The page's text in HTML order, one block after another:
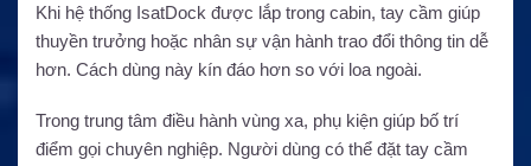
Khi hệ thống IsatDock được lắp trong cabin, tay cầm giúp
thuyền trưởng hoặc nhân sự vận hành trao đổi thông tin dễ
hơn. Cách dùng này kín đáo hơn so với loa ngoài.
Trong trung tâm điều hành vùng xa, phụ kiện giúp bố trí
điểm gọi chuyên nghiệp. Người dùng có thể đặt tay cầm